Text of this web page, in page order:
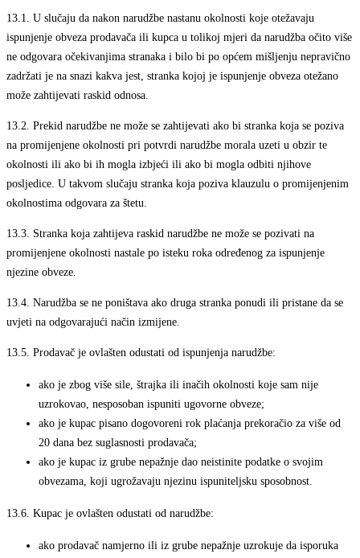
13.1. U slučaju da nakon narudžbe nastanu okolnosti koje otežavaju
ispunjenje obveza prodavača ili kupca u tolikoj mjeri da narudžba očito više
ne odgovara očekivanjima stranaka i bilo bi po općem mišljenju nepravično
zadržati je na snazi kakva jest, stranka kojoj je ispunjenje obveza otežano
može zahtijevati raskid odnosa.
13.2. Prekid narudžbe ne može se zahtijevati ako bi stranka koja se poziva
na promijenjene okolnosti pri potvrdi narudžbe morala uzeti u obzir te
okolnosti ili ako bi ih mogla izbjeći ili ako bi mogla odbiti njihove
posljedice. U takvom slučaju stranka koja poziva klauzulu o promijenjenim
okolnostima odgovara za štetu.
13.3. Stranka koja zahtijeva raskid narudžbe ne može se pozivati na
promijenjene okolnosti nastale po isteku roka određenog za ispunjenje
njezine obveze.
13.4. Narudžba se ne poništava ako druga stranka ponudi ili pristane da se
uvjeti na odgovarajući način izmijene.
13.5. Prodavač je ovlašten odustati od ispunjenja narudžbe:
ako je zbog više sile, štrajka ili inačih okolnosti koje sam nije
uzrokovao, nesposoban ispuniti ugovorne obveze;
ako je kupac pisano dogovoreni rok plaćanja prekoračio za više od
20 dana bez suglasnosti prodavača;
ako je kupac iz grube nepažnje dao neistinite podatke o svojim
obvezama, koji ugrožavaju njezinu ispuniteljsku sposobnost.
13.6. Kupac je ovlašten odustati od narudžbe:
ako prodavač namjerno ili iz grube nepažnje uzrokuje da isporuka